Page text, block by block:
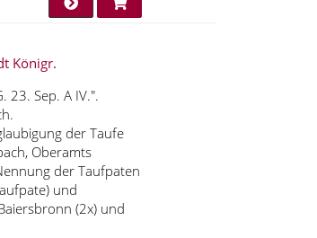
Königr.
23. Sep. A IV.".
der Taufe
Oberamts
der Taufpaten
und
(2x) und